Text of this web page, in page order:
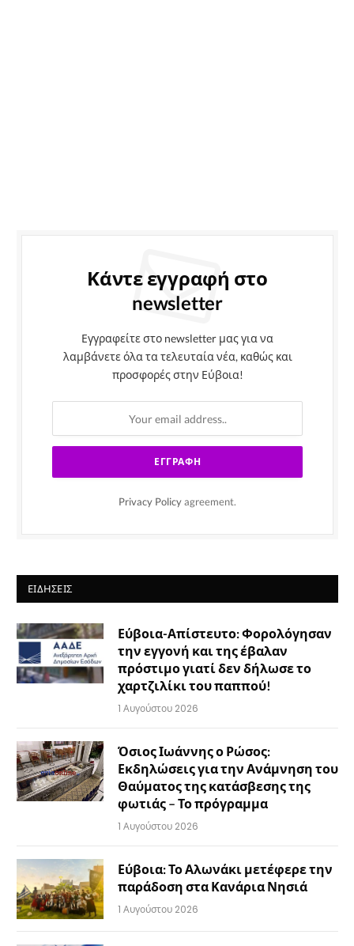
Κάντε εγγραφή στο
newsletter
Εγγραφείτε στο newsletter μας για να
λαμβάνετε όλα τα τελευταία νέα, καθώς και
προσφορές στην Εύβοια!
Privacy Policy agreement.
ΕΙΔΉΣΕΙΣ
Εύβοια-Απίστευτο: Φορολόγησαν
την εγγονή και της έβαλαν
πρόστιμο γιατί δεν δήλωσε το
χαρτζιλίκι του παππού!
1 Αυγούστου 2026
Όσιος Ιωάννης ο Ρώσος:
Εκδηλώσεις για την Ανάμνηση του
Θαύματος της κατάσβεσης της
φωτιάς – Το πρόγραμμα
1 Αυγούστου 2026
Εύβοια: Το Αλωνάκι μετέφερε την
παράδοση στα Κανάρια Νησιά
1 Αυγούστου 2026